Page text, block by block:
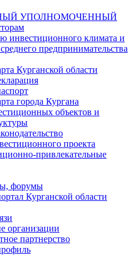
УПОЛНОМОЧЕННЫЙ
инвестиционного климата и
предпринимательства
Курганской области
города Кургана
объектов и
проекта
привлекательные
форумы
Курганской области
организации
партнерство